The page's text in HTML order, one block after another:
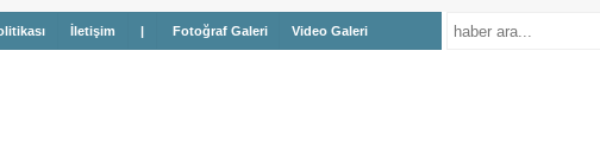
İletişim | Fotoğraf Galeri Video Galeri